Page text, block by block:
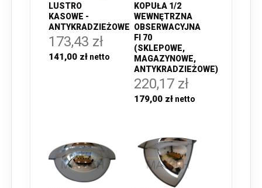
LUSTRO
KASOWE -
ANTYKRADZIEŻOWE
173,43 zł
141,00 zł
KOPUŁA 1/2
WEWNĘTRZNA
OBSERWACYJNA
FI 70
(SKLEPOWE,
MAGAZYNOWE,
ANTYKRADZIEŻOWE)
220,17 zł
179,00 zł